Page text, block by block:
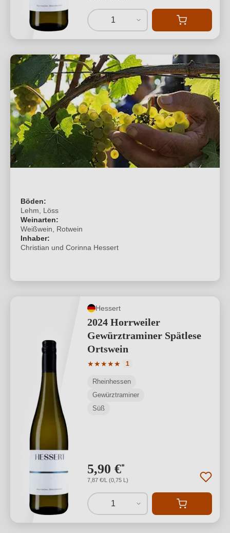
1
Böden:
Lehm, Löss
Weinarten:
Weißwein, Rotwein
Inhaber:
Christian und Corinna Hessert
Hessert
2024 Horrweiler
Gewürztraminer Spätlese
Ortswein
★★★★★
Durchschnittliche Bewertung von 5
1
Rheinhessen
Gewürztraminer
Süß
5,90 €*
7,87 €/L (0,75 L)
1